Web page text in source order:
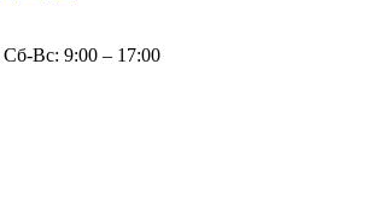
Сб-Вс: 9:00 – 17:00